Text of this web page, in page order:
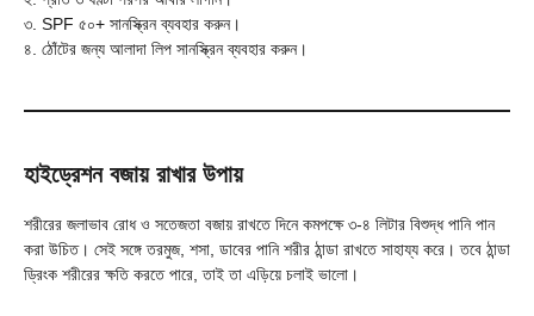
৩. SPF ৫০+ সানস্ক্রিন ব্যবহার করুন।
৪. ঠোঁটের জন্য আলাদা লিপ সানস্ক্রিন ব্যবহার করুন।
হাইড্রেশন বজায় রাখার উপায়
শরীরের জলাভাব রোধ ও সতেজতা বজায় রাখতে দিনে কমপক্ষে ৩-৪ লিটার বিশুদ্ধ পানি পান
করা উচিত। সেই সঙ্গে তরমুজ, শসা, ডাবের পানি শরীর ঠান্ডা রাখতে সাহায্য করে। তবে ঠান্ডা
ড্রিংক শরীরের ক্ষতি করতে পারে, তাই তা এড়িয়ে চলাই ভালো।